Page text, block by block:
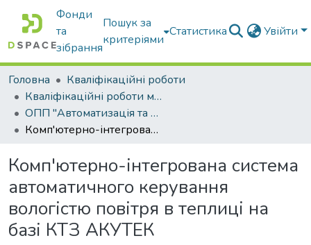
Фонди
та
зібрання
Пошук за
критеріями
Статистика Увійти
Головна
Кваліфікаційні роботи
Кваліфікаційні роботи магістрів
ОПП "Автоматизація та комп’ютерно-інтегровані технології"
Комп'ютерно-інтегрована система автоматичного керування вологістю повітря в теплиці на базі КТЗ АКУТЕК
Комп'ютерно-інтегрована система
автоматичного керування
вологістю повітря в теплиці на
базі КТЗ АКУТЕК